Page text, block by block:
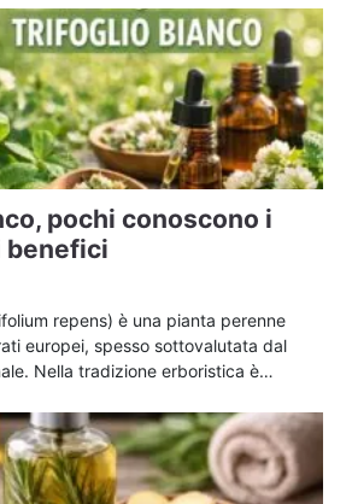
pochi conoscono i
benefici
repens) è una pianta perenne
europei, spesso sottovalutata dal
Nella tradizione erboristica è…